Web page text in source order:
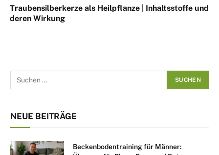
Traubensilberkerze als Heilpflanze | Inhaltsstoffe und
deren Wirkung
NEUE BEITRÄGE
Beckenbodentraining für Männer: